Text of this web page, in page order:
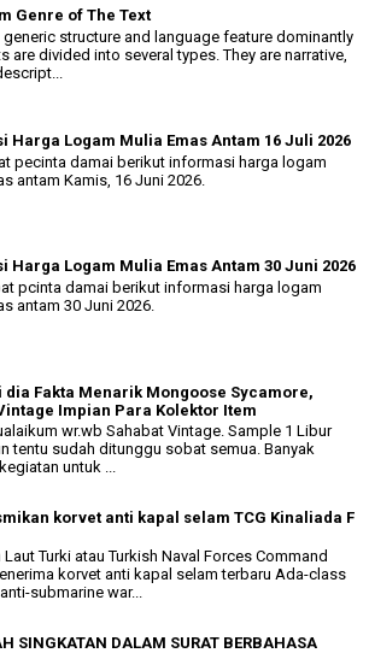
Genre of The Text
generic structure and language feature dominantly
are divided into several types. They are narrative,
Harga Logam Mulia Emas Antam 16 Juli 2026
pecinta damai berikut informasi harga logam
antam Kamis, 16 Juni 2026.
Harga Logam Mulia Emas Antam 30 Juni 2026
pcinta damai berikut informasi harga logam
antam 30 Juni 2026.
dia Fakta Menarik Mongoose Sycamore,
Impian Para Kolektor Item
wr.wb Sahabat Vintage. Sample 1 Libur
tentu sudah ditunggu sobat semua. Banyak
untuk ...
korvet anti kapal selam TCG Kinaliada F
Turki atau Turkish Naval Forces Command
korvet anti kapal selam terbaru Ada-class
submarine war...
SINGKATAN DALAM SURAT BERBAHASA